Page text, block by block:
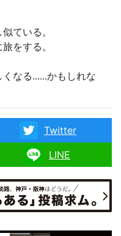
ている。
をする。
なる......かもしれな
Twitter
LINE